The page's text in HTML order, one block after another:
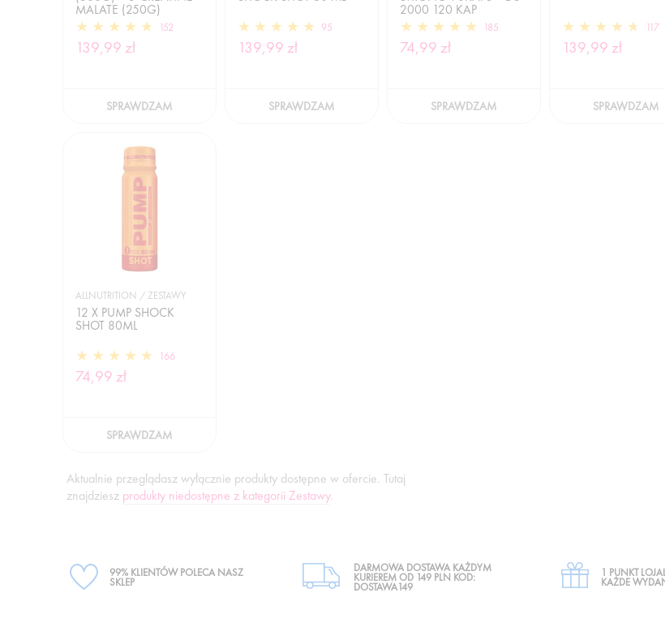
MALATE (250G)
152
139,99 zł
SPRAWDZAM
95
139,99 zł
SPRAWDZAM
2000 120 KAP
185
74,99 zł
SPRAWDZAM
117
139,99 zł
SPRAWDZAM
ALLNUTRITION / ZESTAWY
12 X PUMP SHOCK
SHOT 80ML
166
74,99 zł
SPRAWDZAM
Aktualnie przeglądasz wyłącznie produkty dostępne w ofercie. Tutaj
znajdziesz produkty niedostępne z kategorii Zestawy.
99% KLIENTÓW POLECA NASZ
SKLEP
DARMOWA DOSTAWA KAŻDYM
KURIEREM OD 149 PLN KOD:
DOSTAWA149
1 PUNKT
KAŻDE